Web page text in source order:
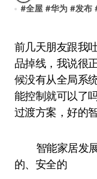
#全屋 #华为 #发布
前几天朋友跟我吐槽说自己组的智能家居总是有产
品掉线，我说很
候没有从全局系
能控制就可以了
过渡方案，好的
智能家居发
的、安全的